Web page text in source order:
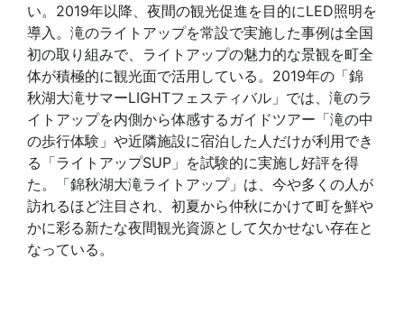
い。2019年以降、夜間の観光促進を目的にLED照明を
導入。滝のライトアップを常設で実施した事例は全国
初の取り組みで、ライトアップの魅力的な景観を町全
体が積極的に観光面で活用している。2019年の「錦
秋湖大滝サマーLIGHTフェスティバル」では、滝のラ
イトアップを内側から体感するガイドツアー「滝の中
の歩行体験」や近隣施設に宿泊した人だけが利用でき
る「ライトアップSUP」を試験的に実施し好評を得
た。「錦秋湖大滝ライトアップ」は、今や多くの人が
訪れるほど注目され、初夏から仲秋にかけて町を鮮や
かに彩る新たな夜間観光資源として欠かせない存在と
なっている。